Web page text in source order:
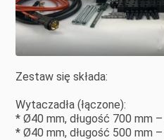
Zestaw się składa:
Wytaczadła (łączone):
* Ø40 mm, długość 700 mm
* Ø40 mm, długość 500 mm